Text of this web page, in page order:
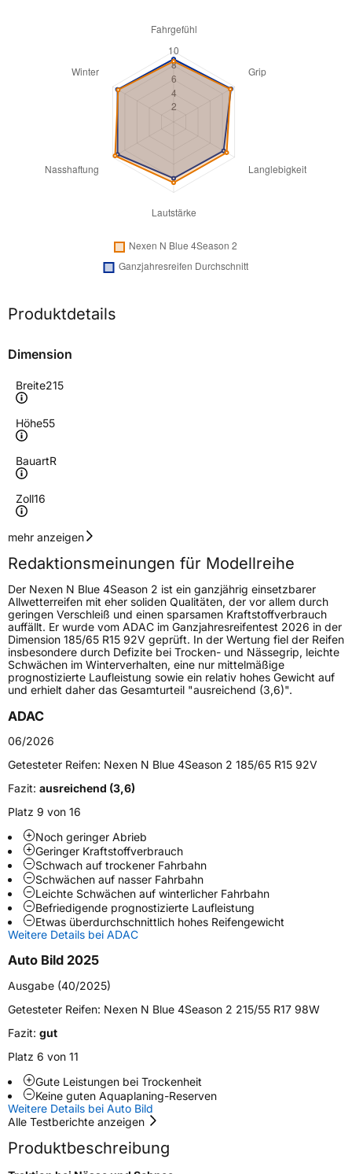
Produktdetails
Dimension
Breite215
Höhe55
BauartR
Zoll16
Geschwindigkeitsindex
Höchstgeschwindigkeit
240 km/h
Lastindex97
Höchstlast730 kg
Generelle Merkmale
Fahrzeugtyp
PKW
Verwendung
Modellname
FahrzeugartPKW & SUV
Weitere Eigenschaften
Schlauchtyp TL
ZustandNeureifen
M+SJa
EU Label
Nasshaftung
Rollgeräusch (Klasse)B
mehr anzeigen
Redaktionsmeinungen für Modellreihe
Der Nexen N Blue 4Season 2 ist ein ganzjährig einsetzbarer
Allwetterreifen mit eher soliden Qualitäten, der vor allem durch
geringen Verschleiß und einen sparsamen Kraftstoffverbrauch
auffällt. Er wurde vom ADAC im Ganzjahresreifentest 2026 in der
Dimension 185/65 R15 92V geprüft. In der Wertung fiel der Reifen
insbesondere durch Defizite bei Trocken- und Nässegrip, leichte
Schwächen im Winterverhalten, eine nur mittelmäßige
prognostizierte Laufleistung sowie ein relativ hohes Gewicht auf
und erhielt daher das Gesamturteil "ausreichend (3,6)".
ADAC
06/2026
Getesteter Reifen: Nexen N Blue 4Season 2 185/65 R15 92V
Fazit: ausreichend (3,6)
Platz 9 von 16
Noch geringer Abrieb
Geringer Kraftstoffverbrauch
Schwach auf trockener Fahrbahn
Schwächen auf nasser Fahrbahn
Leichte Schwächen auf winterlicher Fahrbahn
Befriedigende prognostizierte Laufleistung
Etwas überdurchschnittlich hohes Reifengewicht
Weitere Details bei ADAC
Auto Bild 2025
Ausgabe (40/2025)
Getesteter Reifen: Nexen N Blue 4Season 2 215/55 R17 98W
Fazit: gut
Platz 6 von 11
Gute Leistungen bei Trockenheit
Keine guten Aquaplaning-Reserven
Weitere Details bei Auto Bild
Alle Testberichte anzeigen
Produktbeschreibung